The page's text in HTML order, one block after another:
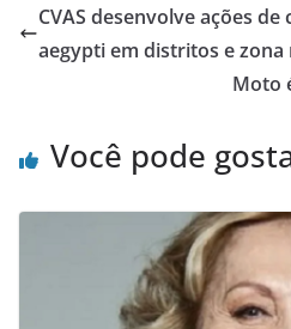
e
b
k
er s
A
e
CVAS desenvolve ações
aegypti em distritos e zona
Moto
Você pode